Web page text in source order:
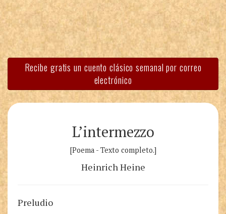
Recibe gratis un cuento clásico semanal por correo
electrónico
L’intermezzo
[Poema - Texto completo.]
Heinrich Heine
Preludio